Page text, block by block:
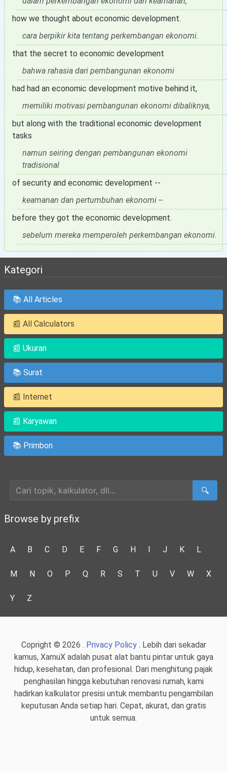
how we thought about economic development.
cara berpikir kita tentang perkembangan ekonomi.
that the secret to economic development
bahwa rahasia dari pembangunan ekonomi
had had an economic development motive behind it,
memiliki motivasi pembangunan ekonomi dibaliknya,
but along with the traditional economic development
tasks
namun seiring dengan pembangunan ekonomi
tradisional
of security and economic development --
keamanan dan pertumbuhan ekonomi --
before they got the economic development.
sebelum mereka memperoleh perkembangan ekonomi.
Kategori
📚 All Articles
📰 All Calculators
📰 Ukuran
📚 Surat
📰 Internet
📰 Karyawan
📚 Primbon
🔍
Browse by prefix
A B C D E F G H I J K L
M N O P Q R S T U V W X
Y Z
Copright © 2026 . Privacy Policy. Lebih dari sekadar
kamus, XamuX adalah pusat alat bantu pintar untuk gaya
hidup, kesehatan, dan profesional. Dari menghitung pajak
penghasilan hingga kebutuhan renovasi rumah, kami
hadirkan kalkulator presisi untuk membantu pengambilan
keputusan Anda setiap hari. Cepat, akurat, dan gratis
untuk semua.